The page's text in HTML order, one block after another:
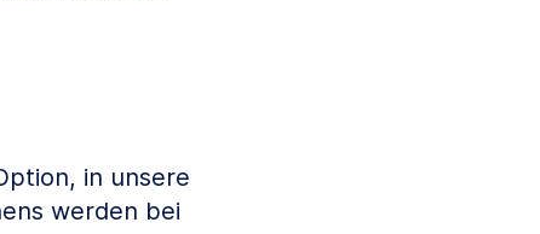
in unsere
werden bei